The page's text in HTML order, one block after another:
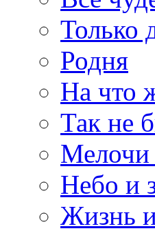
Только
Родня
На что
Так не
Небо и
Жизнь